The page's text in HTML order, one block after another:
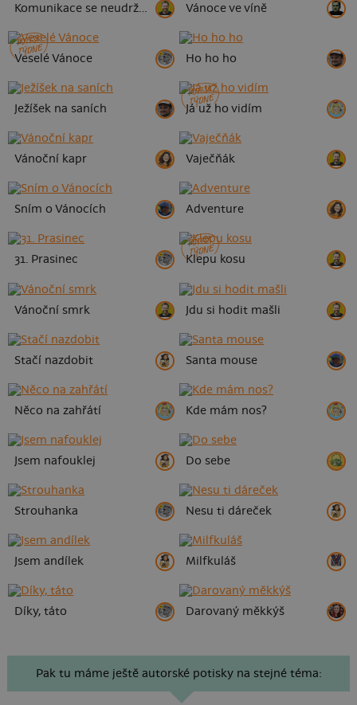
Komunikace se neudržuje Vánoce ve víně
POTISK
TÝDNE
Veselé Vánoce Ho ho ho
Ježíšek na saních
POTISK
TÝDNE
Já už ho vidím
Vánoční kapr Vaječňák
Sním o Vánocích Adventure
31. Prasinec
POTISK
TÝDNE
Klepu kosu
Vánoční smrk Jdu si hodit mašli
Stačí nazdobit Santa mouse
Něco na zahřátí Kde mám nos?
Jsem nafouklej Do sebe
Strouhanka Nesu ti dáreček
Jsem andílek Milfkuláš
Díky, táto Darovaný měkkýš
Pak tu máme ještě autorské potisky na stejné téma: